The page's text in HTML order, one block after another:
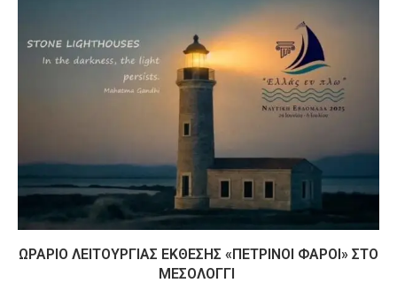
ΩΡΆΡΙΟ ΛΕΙΤΟΥΡΓΊΑΣ ΈΚΘΕΣΗΣ «ΠΈΤΡΙΝΟΙ ΦΆΡΟΙ» ΣΤΟ
ΜΕΣΟΛΌΓΓΙ